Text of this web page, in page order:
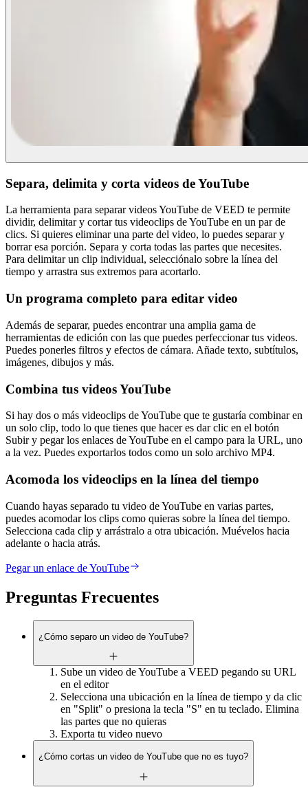
Separa, delimita y corta videos de YouTube
La herramienta para separar videos YouTube de VEED te permite
dividir, delimitar y cortar tus videoclips de YouTube en un par de
clics. Si quieres eliminar una parte del video, lo puedes separar y
borrar esa porción. Separa y corta todas las partes que necesites.
Para delimitar un clip individual, selecciónalo sobre la línea del
tiempo y arrastra sus extremos para acortarlo.
Un programa completo para editar video
Además de separar, puedes encontrar una amplia gama de
herramientas de edición con las que puedes perfeccionar tus videos.
Puedes ponerles filtros y efectos de cámara. Añade texto, subtítulos,
imágenes, dibujos y más.
Combina tus videos YouTube
Si hay dos o más videoclips de YouTube que te gustaría combinar en
un solo clip, todo lo que tienes que hacer es dar clic en el botón
Subir y pegar los enlaces de YouTube en el campo para la URL, uno
a la vez. Puedes exportarlos todos como un solo archivo MP4.
Acomoda los videoclips en la línea del tiempo
Cuando hayas separado tu video de YouTube en varias partes,
puedes acomodar los clips como quieras sobre la línea del tiempo.
Selecciona cada clip y arrástralo a otra ubicación. Muévelos hacia
adelante o hacia atrás.
Pegar un enlace de YouTube
Preguntas Frecuentes
¿Cómo separo un video de YouTube?
Sube un video de YouTube a VEED pegando su URL
en el editor
Selecciona una ubicación en la línea de tiempo y da clic
en "Split" o presiona la tecla "S" en tu teclado. Elimina
las partes que no quieras
Exporta tu video nuevo
¿Cómo cortas un video de YouTube que no es tuyo?